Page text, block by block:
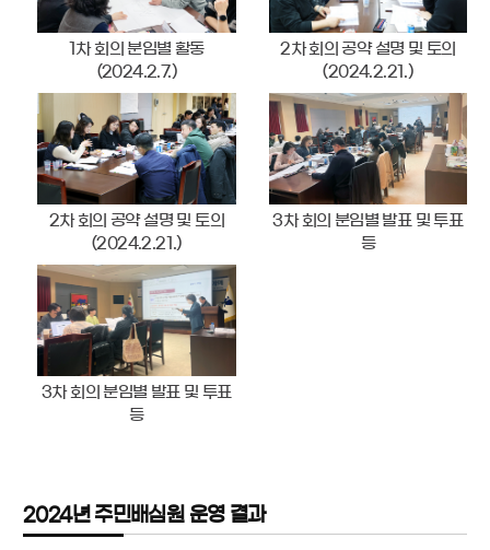
1차 회의 분임별 활동
(2024.2.7.)
2차 회의 공약 설명 및 토의
(2024.2.21.)
2차 회의 공약 설명 및 토의
(2024.2.21.)
3차 회의 분임별 발표 및 투표
등
3차 회의 분임별 발표 및 투표
등
2024년 주민배심원 운영 결과